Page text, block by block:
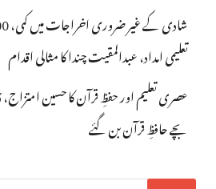
تعلیمی امداد، عبدالمقیت چندا کا مثالی اقدام
عصری تعلیم اور حفظِ قرآن کا حسین
بچے حافظِ قرآن بن گئے